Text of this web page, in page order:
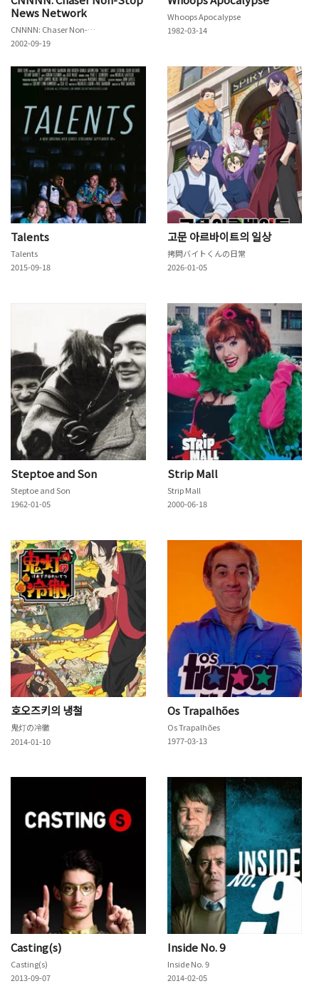
News Network
CNNNN: Chaser Non-Stop News Network
2002-09-19
Whoops Apocalypse
1982-03-14
Talents
Talents
2015-09-18
고문 아르바이트의 일상
拷問バイトくんの日常
2026-01-05
Steptoe and Son
Steptoe and Son
1962-01-05
Strip Mall
Strip Mall
2000-06-18
호오즈키의 냉철
鬼灯の冷徹
2014-01-10
Os Trapalhões
Os Trapalhões
1977-03-13
Casting(s)
Casting(s)
2013-09-07
Inside No. 9
Inside No. 9
2014-02-05